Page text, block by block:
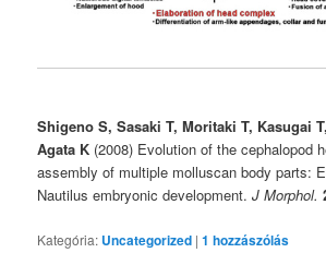
Shigeno S, Sasaki T, Moritaki T, Kasugai
Agata K (2008) Evolution of the cephalopod
assembly of multiple molluscan body parts:
Nautilus embryonic development.J Morphol.
Kategória: Uncategorized |1 hozzászólás